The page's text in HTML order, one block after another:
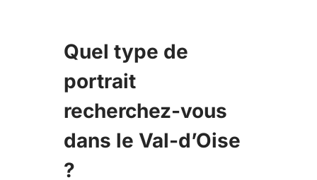
Quel type de
portrait
recherchez-vous
dans le Val-d’Oise
?